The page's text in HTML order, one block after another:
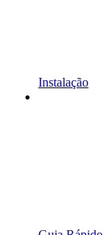
Instalação